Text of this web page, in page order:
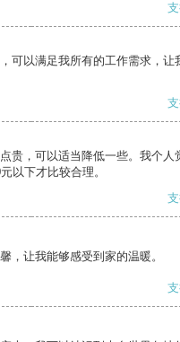
可以满足我所有的工作需求，让
贵，可以适当降低一些。我个人
以下才比较合理。
，让我能够感受到家的温暖。